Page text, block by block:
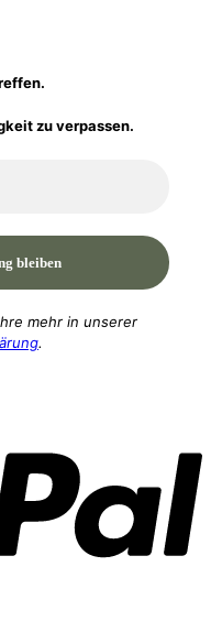
zu verpassen.
mehr in unserer
.